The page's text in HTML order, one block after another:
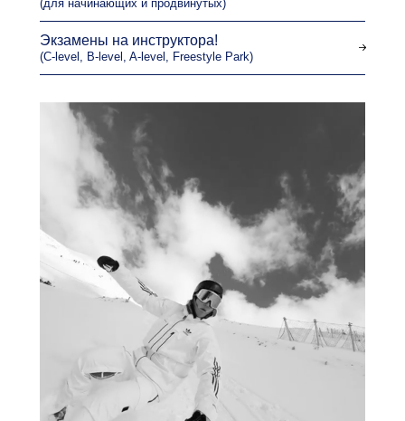
Экзамены на инструктора!
(C-level, B-level, A-level, Freestyle Park)
(для начинающих и продвинутых)